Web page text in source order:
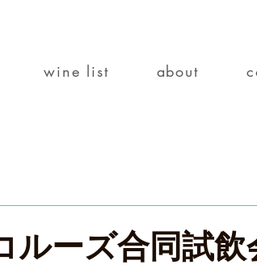
wine list about
ルーズ合同試飲